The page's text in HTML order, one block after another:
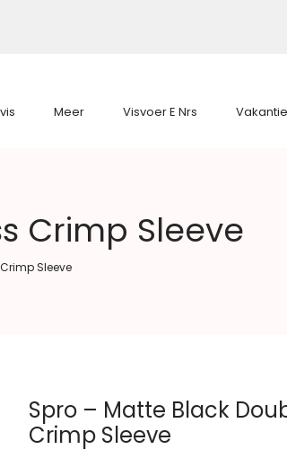
Meer Visvoer E Nrs
Crimp Sleeve
Sleeve
Spro – Matte Black
Crimp Sleeve